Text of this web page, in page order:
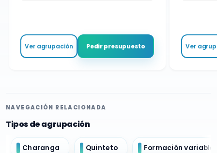
Ver agrupación Pedir presupuesto Ver
NAVEGACIÓN RELACIONADA
Tipos de agrupación
Charanga Quinteto Formación variable